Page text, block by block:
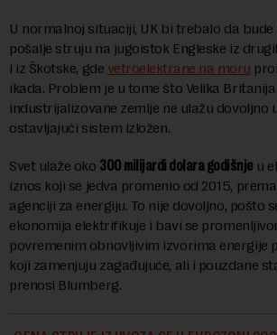
U normalnoj situaciji, UK bi trebalo da
pošalje struju na jugoistok Engleske iz
i iz Škotske, gde vetroelektrane na moru
ikada. Problem je u tome što Velika
industrijalizovane zemlje ne ulažu dovoljno
ostavljajući sistem izložen.
Svet ulaže oko 300 milijardi dolara godišnje u
iznos koji se jedva promenio od 2015,
agenciji za energiju. To nije dovoljno, pošto
ekonomija elektrifikuje i bavi se
povremenim obnovljivim izvorima energije
koji zamenjuju zagađujuće, ali i pouzdane
prenosi Blumberg.